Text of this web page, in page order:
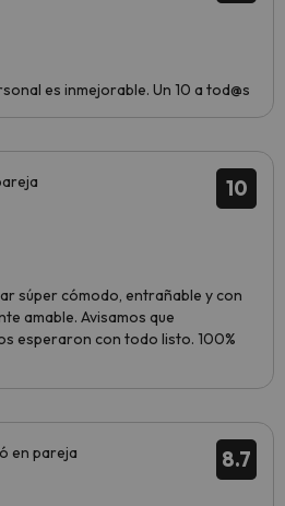
es inmejorable. Un 10 a tod@s
10
súper cómodo, entrañable y con
amable. Avisamos que
esperaron con todo listo. 100%
8.7
en pareja